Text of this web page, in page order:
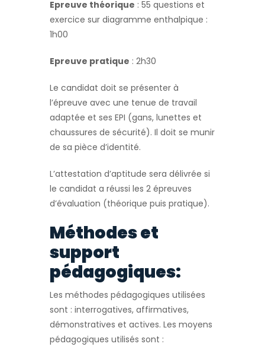
Epreuve théorique : 55 questions et
exercice sur diagramme enthalpique :
1h00
Epreuve pratique : 2h30
Le candidat doit se présenter à
l’épreuve avec une tenue de travail
adaptée et ses EPI (gans, lunettes et
chaussures de sécurité). Il doit se munir
de sa pièce d’identité.
L’attestation d’aptitude sera délivrée si
le candidat a réussi les 2 épreuves
d’évaluation (théorique puis pratique).
Méthodes et
support
pédagogiques:
Les méthodes pédagogiques utilisées
sont : interrogatives, affirmatives,
démonstratives et actives. Les moyens
pédagogiques utilisés sont :